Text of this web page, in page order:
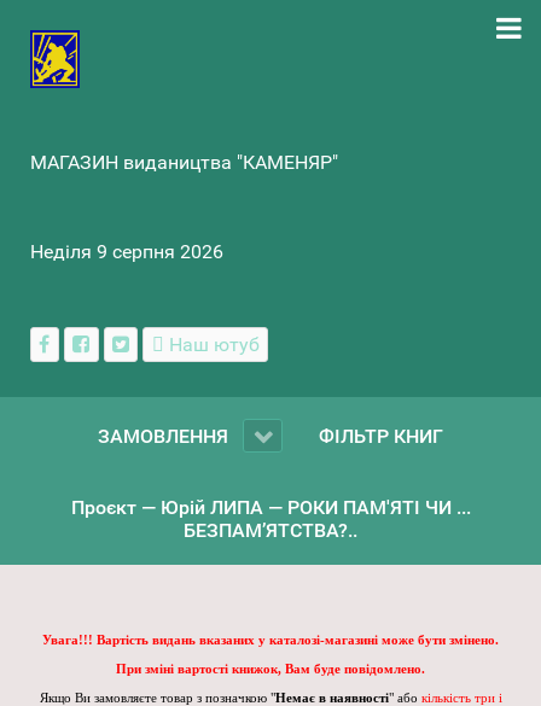
МАГАЗИН видаництва "КАМЕНЯР"
Неділя 9 серпня 2026
Наш ютуб
ЗАМОВЛЕННЯ ФІЛЬТР КНИГ
Проєкт — Юрій ЛИПА — РОКИ ПАМ'ЯТІ ЧИ ...
БЕЗПАМ’ЯТСТВА?..
Увага!!! Вартість видань вказаних у каталозі-магазині може бути змінено.
При зміні вартості книжок, Вам буде повідомлено.
Якщо Ви замовляєте товар з позначкою "Немає в наявності" або кількість три і